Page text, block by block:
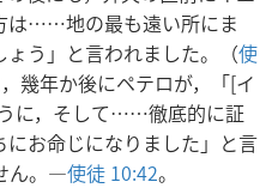
は……地の最も遠い所にま
う」と言われました。（使
幾年か後にペテロが，「[イ
に，そして……徹底的に証
にお命じになりました」と言
ん。―使徒 10:42。